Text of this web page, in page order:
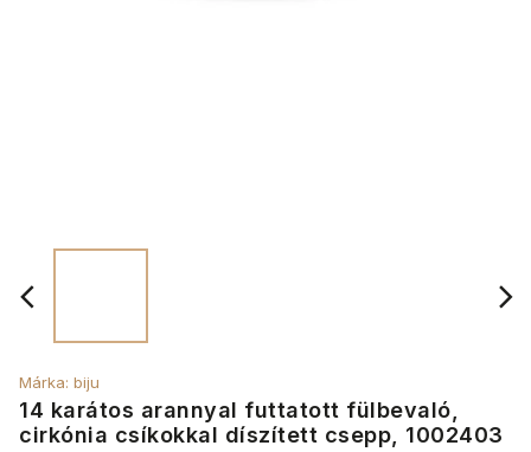
14 karátos arannyal futtatott fülbevaló,
cirkónia csíkokkal díszített csepp, 1002403
Márka: biju